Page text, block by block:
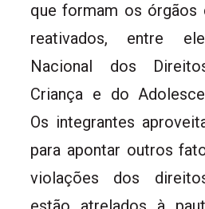
que formam os órgãos
reativados, entre
Nacional dos
Criança e do
Os integrantes
para apontar outros
violações dos